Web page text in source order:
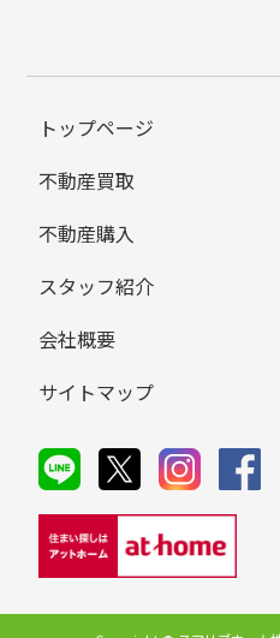
トップページ
不動産買取
不動産購入
スタッフ紹介
会社概要
サイトマップ